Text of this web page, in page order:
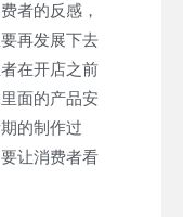
者的反感，
再发展下去
在开店之前
面的产品安
的制作过
让消费者看